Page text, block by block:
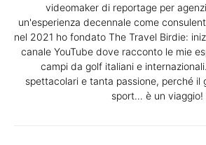
videomaker di reportage per
un'esperienza decennale come
nel 2021 ho fondato The Travel Birdie:
canale YouTube dove racconto le mie
campi da golf italiani e
spettacolari e tanta passione, perché il
sport… è un viaggio!